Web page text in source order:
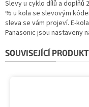
Slevy u cyklo dílů a doplňů
% u kola se slevovým
sleva se vám projeví. E-
Panasonic jsou nastaveny
SOUVISEJÍCÍ